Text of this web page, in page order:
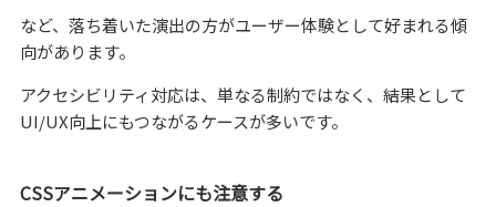
など、落ち着いた演出の方がユーザー体験として好まれる傾
向があります。
アクセシビリティ対応は、単なる制約ではなく、結果として
UI/UX向上にもつながるケースが多いです。
CSSアニメーションにも注意する